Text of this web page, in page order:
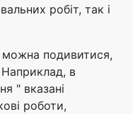
робіт, так і
можна подивитися,
в
" вказані
роботи,